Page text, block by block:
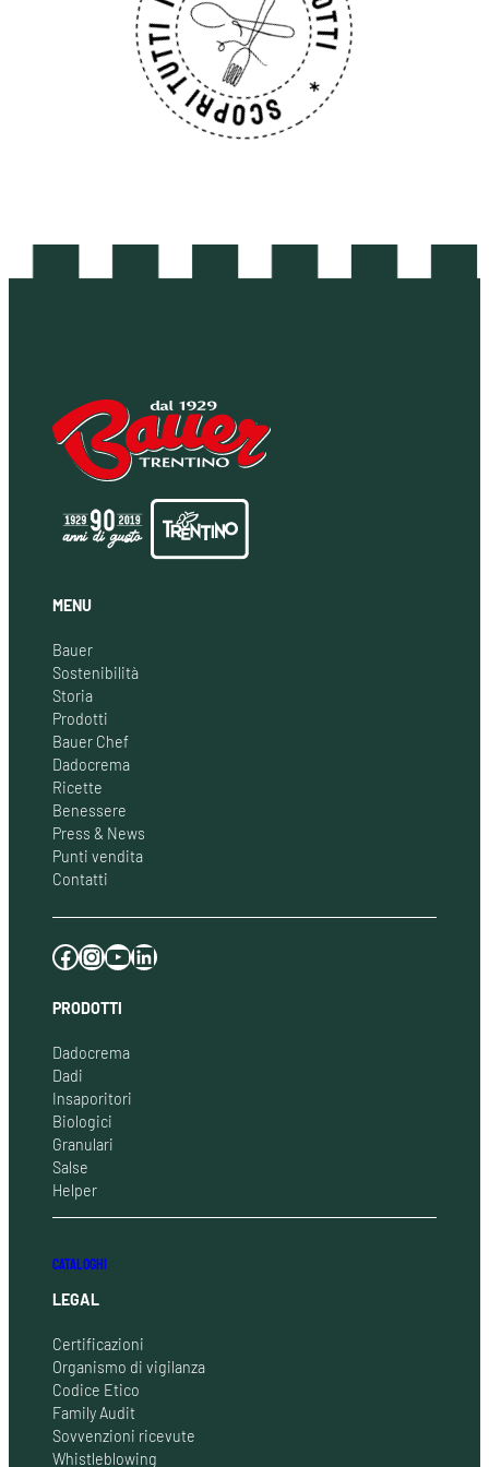
MENU
Bauer
Sostenibilità
Storia
Prodotti
Bauer Chef
Dadocrema
Ricette
Benessere
Press & News
Punti vendita
Contatti
Facebook Instagram YouTube LinkedIn
PRODOTTI
Dadocrema
Dadi
Insaporitori
Biologici
Granulari
Salse
Helper
CATALOGHI
LEGAL
Certificazioni
Organismo di vigilanza
Codice Etico
Family Audit
Sovvenzioni ricevute
Whistleblowing